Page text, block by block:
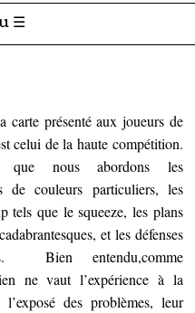
☰
carte présenté aux joueurs de
celui de la haute compétition.
que nous abordons les
de couleurs particuliers, les
tels que le squeeze, les plans
et les défenses
Bien entendu,comme
ne vaut l’expérience à la
l’exposé des problèmes, leur